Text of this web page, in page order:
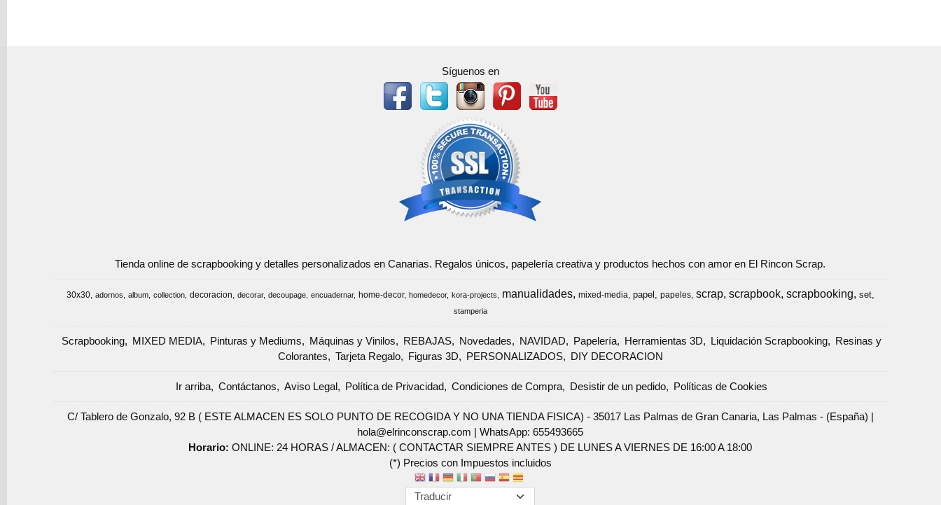
Síguenos en
Tienda online de scrapbooking y detalles personalizados en Canarias. Regalos únicos, papelería creativa y productos hechos con amor en El Rincon Scrap.
30x30 adornos album collection decoracion decorar decoupage encuadernar home-decor homedecor kora-projects manualidades mixed-media papel papeles scrap scrapbook scrapbooking set
stamperia
Scrapbooking MIXED MEDIA Pinturas y Mediums Máquinas y Vinilos REBAJAS Novedades NAVIDAD Papelería Herramientas 3D Liquidación Scrapbooking
Resinas y
Colorantes
Tarjeta Regalo Figuras 3D PERSONALIZADOS DIY DECORACION
Ir arriba Contáctanos Aviso Legal Política de Privacidad Condiciones de Compra Desistir de un pedido Políticas de Cookies
C/ Tablero de Gonzalo, 92 B ( ESTE ALMACEN ES SOLO PUNTO DE RECOGIDA Y NO UNA TIENDA FISICA) - 35017 Las Palmas de Gran Canaria, Las Palmas - (España) |
hola@elrinconscrap.com |WhatsApp: 655493665
Horario:ONLINE: 24 HORAS / ALMACEN: ( CONTACTAR SIEMPRE ANTES ) DE LUNES A VIERNES DE 16:00 A 18:00
(*) Precios con Impuestos incluidos